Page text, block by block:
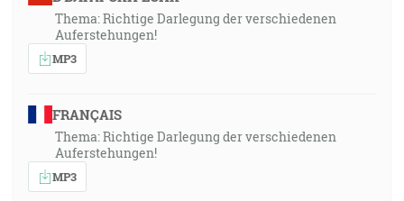
Thema: Richtige Darlegung der verschiedenen
Auferstehungen!
MP3
FRANÇAIS
Thema: Richtige Darlegung der verschiedenen
Auferstehungen!
MP3